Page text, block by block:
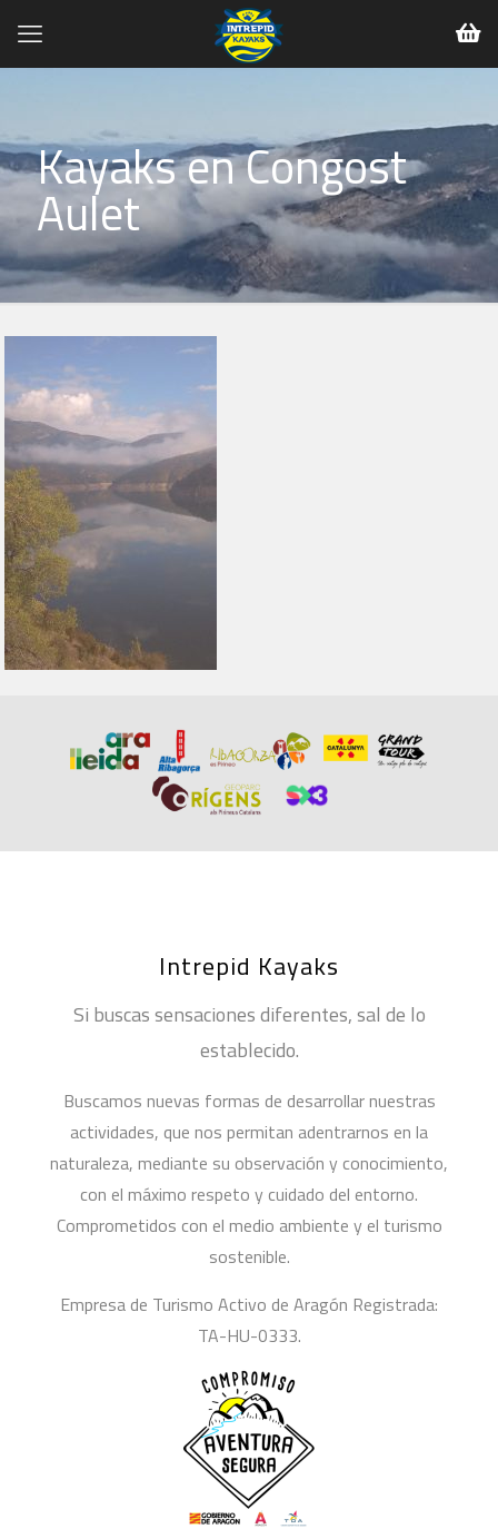
Kayaks en Congost
Aulet
Intrepid Kayaks
Si buscas sensaciones diferentes, sal de lo
establecido.
Buscamos nuevas formas de desarrollar nuestras
actividades, que nos permitan adentrarnos en la
naturaleza, mediante su observación y conocimiento,
con el máximo respeto y cuidado del entorno.
Comprometidos con el medio ambiente y el turismo
sostenible.
Empresa de Turismo Activo de Aragón Registrada:
TA-HU-0333.